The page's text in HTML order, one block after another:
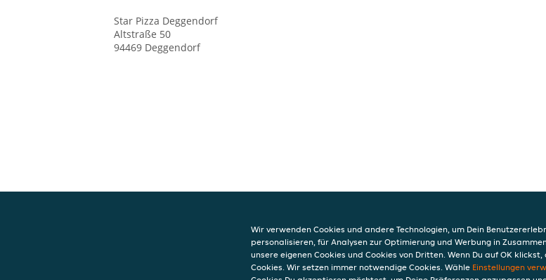
Star Pizza Deggendorf
Altstraße 50
94469 Deggendorf
KONTAKT
Star Pizza
Wir verwenden Cookies und andere Technologien, um Dein
personalisieren, für Analysen zur Optimierung und Werbung in
unsere eigenen Cookies und Cookies von Dritten. Wenn Du auf OK
Cookies. Wir setzen immer notwendige Cookies. Wähle Einstellungen